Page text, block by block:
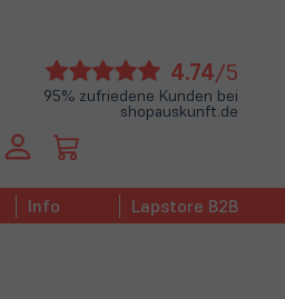
4.74/5
95% zufriedene Kunden bei
shopauskunft.de
Info Lapstore B2B